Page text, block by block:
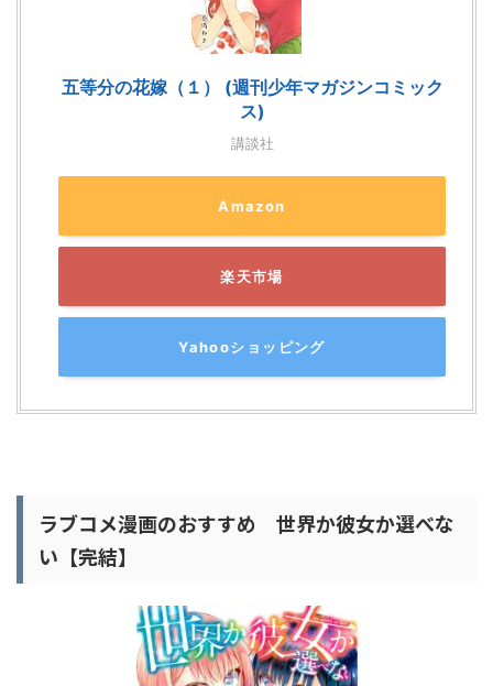
五等分の花嫁（１） (週刊少年マガジンコミック
ス)
講談社
Amazon
楽天市場
Yahooショッピング
ラブコメ漫画のおすすめ 世界か彼女か選べな
い【完結】